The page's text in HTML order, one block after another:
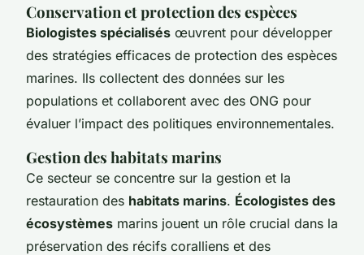
Conservation et protection des espèces
Biologistes spécialisés œuvrent pour développer
des stratégies efficaces de protection des espèces
marines. Ils collectent des données sur les
populations et collaborent avec des ONG pour
évaluer l’impact des politiques environnementales.
Gestion des habitats marins
Ce secteur se concentre sur la gestion et la
restauration des habitats marins. Écologistes des
écosystèmes marins jouent un rôle crucial dans la
préservation des récifs coralliens et des